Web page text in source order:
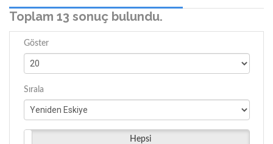
Toplam 13 sonuç bulundu.
Göster
Sırala
Hepsi